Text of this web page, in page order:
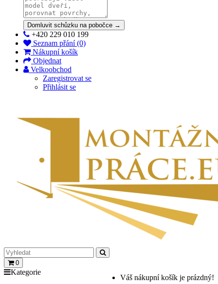
Domluvit schůzku na pobočce →
+420 229 010 199
Seznam přání (0)
Nákupní košík
Objednat
Velkoobchod
Zaregistrovat se
Přihlásit se
0
Váš nákupní košík je prázdný!
Kategorie